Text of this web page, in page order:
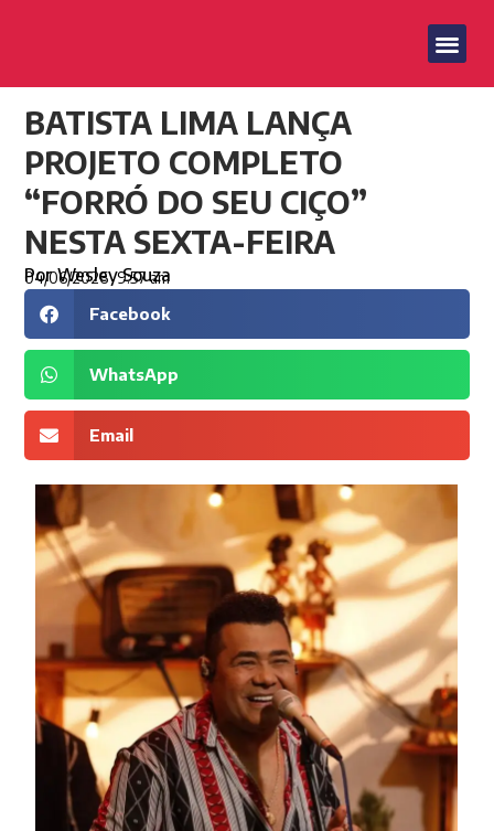
BATISTA LIMA LANÇA
PROJETO COMPLETO
“FORRÓ DO SEU CIÇO”
NESTA SEXTA-FEIRA
PorWesley Souza
04/06/2026 9:57 am
Facebook
WhatsApp
Email